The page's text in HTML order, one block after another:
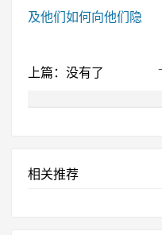
及他们如何向他们隐
上篇：没有了
相关推荐